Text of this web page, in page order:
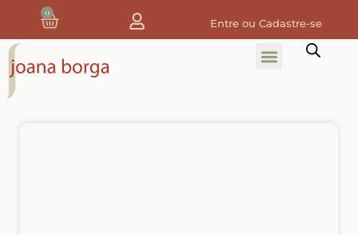
0
Entre ou Cadastre-se
Home